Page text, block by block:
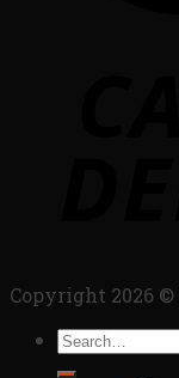
Copyright 2026 ©
Search